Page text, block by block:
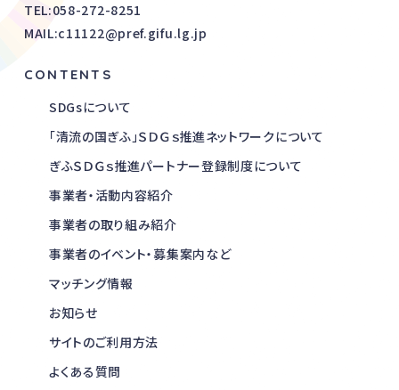
TEL:058-272-8251
MAIL:c11122@pref.gifu.lg.jp
CONTENTS
SDGsについて
「清流の国ぎふ」ＳＤＧｓ推進ネットワークについて
ぎふＳＤＧｓ推進パートナー登録制度について
事業者・活動内容紹介
事業者の取り組み紹介
事業者のイベント・募集案内など
マッチング情報
お知らせ
サイトのご利用方法
よくある質問